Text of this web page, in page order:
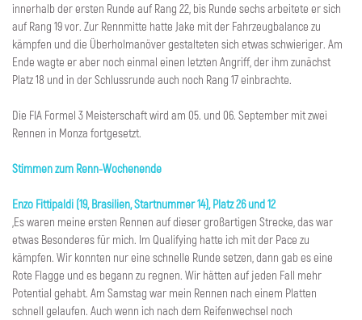
innerhalb der ersten Runde auf Rang 22, bis Runde sechs arbeitete er sich
auf Rang 19 vor. Zur Rennmitte hatte Jake mit der Fahrzeugbalance zu
kämpfen und die Überholmanöver gestalteten sich etwas schwieriger. Am
Ende wagte er aber noch einmal einen letzten Angriff, der ihm zunächst
Platz 18 und in der Schlussrunde auch noch Rang 17 einbrachte.
Die FIA Formel 3 Meisterschaft wird am 05. und 06. September mit zwei
Rennen in Monza fortgesetzt.
Stimmen zum Renn-Wochenende
Enzo Fittipaldi (19, Brasilien, Startnummer 14), Platz 26 und 12
„Es waren meine ersten Rennen auf dieser großartigen Strecke, das war
etwas Besonderes für mich. Im Qualifying hatte ich mit der Pace zu
kämpfen. Wir konnten nur eine schnelle Runde setzen, dann gab es eine
Rote Flagge und es begann zu regnen. Wir hätten auf jeden Fall mehr
Potential gehabt. Am Samstag war mein Rennen nach einem Platten
schnell gelaufen. Auch wenn ich nach dem Reifenwechsel noch